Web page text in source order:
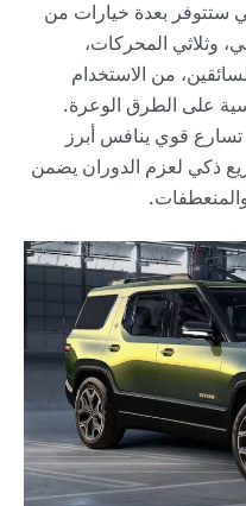
ستتوفر بعدة خيارات من
وثلاثي المحركات،
من الاستخدام
على الطرق الوعرة.
قوي ينافس أبرز
ذكي لعزم الدوران يضمن